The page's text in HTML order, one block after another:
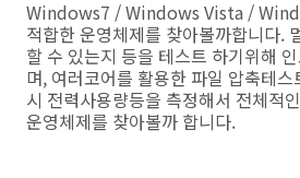
Windows7 / Windows Vista /
적합한 운영체제를 찾아볼까합니다.
할 수 있는지 등을 테스트 하기위해
며, 여러코어를 활용한 파일 압축테
시 전력사용량등을 측정해서 전체적
운영체제를 찾아볼까 합니다.